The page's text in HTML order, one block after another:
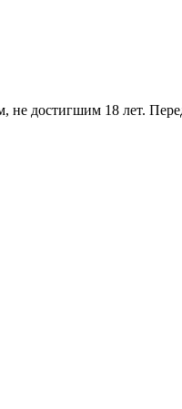
достигшим 18 лет.